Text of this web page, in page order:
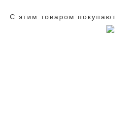
С этим товаром покупают